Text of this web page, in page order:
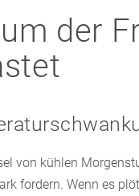
der
von kühlen
fordern. Wenn es